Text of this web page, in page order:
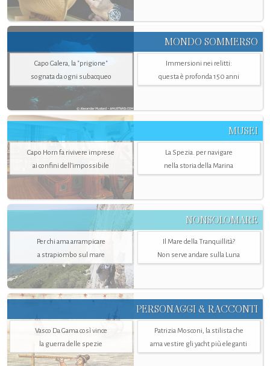
MONDO SOMMERSO
Capo Galera, la "prigione"
sognata da ogni subacqueo
Immersioni nei relitti:
questa è profonda 150 anni
MUSEI
Capo Horn fa rivivere imprese
ai confini dell’impossibile
La Spezia. per navigare
nella storia della Marina
NONSOLOMARE
Per chi ama arrampicare
a strapiombo sul mare
Il Mare della Tranquillità?
Non serve andare sulla Luna
PERSONAGGI & RACCONTI
Vasco Da Gama così vince
la guerra delle spezie
Patrizia Mosconi, la stilista che
ama vestire gli yacht più eleganti